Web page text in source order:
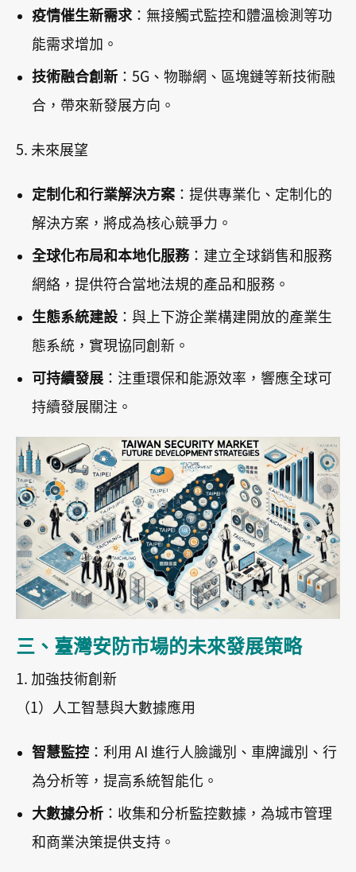
疫情催生新需求：無接觸式監控和體溫檢測等功
能需求增加。
技術融合創新 ：5G、物聯網、區塊鏈等新技術融
合，帶來新發展方向。
5. 未來展望
定制化和行業解決方案 ：提供專業化、定制化的
解決方案，將成為核心競爭力。
全球化布局和本地化服務：建立全球銷售和服務
網絡，提供符合當地法規的產品和服務。
生態系統建設：與上下游企業構建開放的產業生
態系統，實現協同創新。
可持續發展 ：注重環保和能源效率，響應全球可
持續發展關注。
三、臺灣安防市場的未來發展策略
1. 加強技術創新
（1）人工智慧與大數據應用
智慧監控 ：利用 AI 進行人臉識別、車牌識別、行
為分析等，提高系統智能化。
大數據分析 ：收集和分析監控數據，為城市管理
和商業決策提供支持。